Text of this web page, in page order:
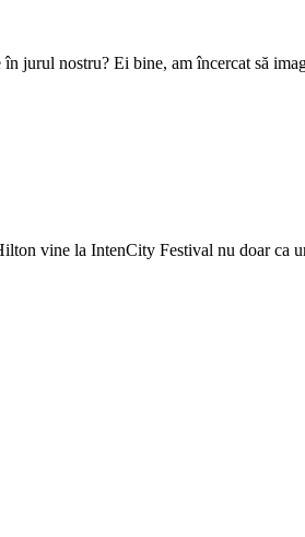
jurul nostru? Ei bine, am încercat să
vine la IntenCity Festival nu doar ca